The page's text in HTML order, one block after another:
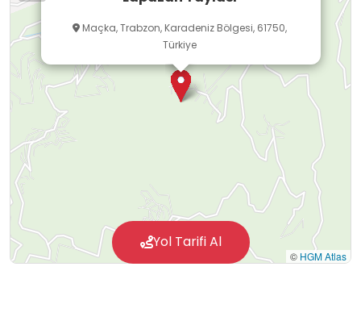
değerler eğitimi gibi öğrenci niteliklerinin
gelişimine önemli katkı sağlar.
Maçka, Trabzon, Karadeniz Bölgesi, 61750,
Türkiye
© HGM Atlas
Yol Tarifi Al